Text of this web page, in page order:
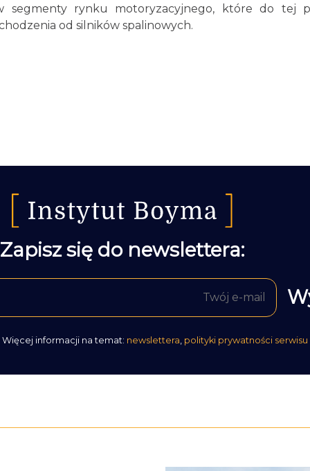
segmenty rynku motoryzacyjnego, które do tej
od silników spalinowych.
Zapisz się do newslettera:
Więcej informacji na temat: newslettera polityki prywatności serwisu